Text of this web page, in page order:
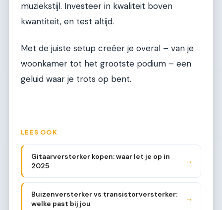
muziekstijl. Investeer in kwaliteit boven
kwantiteit, en test altijd.
Met de juiste setup creëer je overal – van je
woonkamer tot het grootste podium – een
geluid waar je trots op bent.
LEES OOK
Gitaarversterker kopen: waar let je op in
2025
→
Buizenversterker vs transistorversterker:
welke past bij jou
→